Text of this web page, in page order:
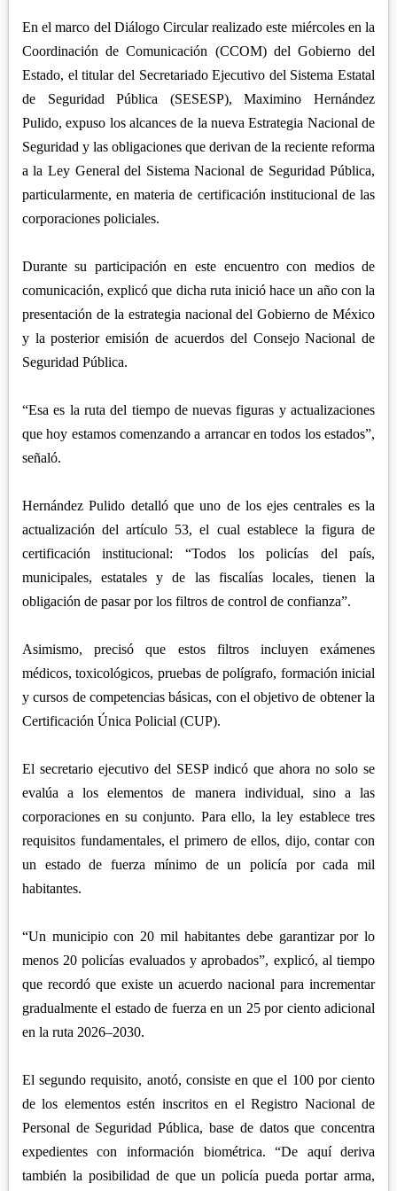
TLAXCO
XALOZTOC
CHIAUTEMPAN
PANOTLA
SAN PABLO DEL MONTE
REGIÓN PONIENTE
CALPULALPAN
HUEYOTLIPAN
NANACAMILPA
SANCTÓRUM
En el marco del Diálogo Circular realizado este miércoles en la
Coordinación de Comunicación (CCOM) del Gobierno del
Estado, el titular del Secretariado Ejecutivo del Sistema Estatal
de Seguridad Pública (SESESP), Maximino Hernández
Pulido, expuso los alcances de la nueva Estrategia Nacional de
Seguridad y las obligaciones que derivan de la reciente reforma
a la Ley General del Sistema Nacional de Seguridad Pública,
particularmente, en materia de certificación institucional de las
corporaciones policiales.
Durante su participación en este encuentro con medios de
comunicación, explicó que dicha ruta inició hace un año con la
presentación de la estrategia nacional del Gobierno de México
y la posterior emisión de acuerdos del Consejo Nacional de
Seguridad Pública.
“Esa es la ruta del tiempo de nuevas figuras y actualizaciones
que hoy estamos comenzando a arrancar en todos los estados”,
señaló.
Hernández Pulido detalló que uno de los ejes centrales es la
actualización del artículo 53, el cual establece la figura de
certificación institucional: “Todos los policías del país,
municipales, estatales y de las fiscalías locales, tienen la
obligación de pasar por los filtros de control de confianza”.
Asimismo, precisó que estos filtros incluyen exámenes
médicos, toxicológicos, pruebas de polígrafo, formación inicial
y cursos de competencias básicas, con el objetivo de obtener la
Certificación Única Policial (CUP).
El secretario ejecutivo del SESP indicó que ahora no solo se
evalúa a los elementos de manera individual, sino a las
corporaciones en su conjunto. Para ello, la ley establece tres
requisitos fundamentales, el primero de ellos, dijo, contar con
un estado de fuerza mínimo de un policía por cada mil
habitantes.
“Un municipio con 20 mil habitantes debe garantizar por lo
menos 20 policías evaluados y aprobados”, explicó, al tiempo
que recordó que existe un acuerdo nacional para incrementar
gradualmente el estado de fuerza en un 25 por ciento adicional
en la ruta 2026–2030.
El segundo requisito, anotó, consiste en que el 100 por ciento
de los elementos estén inscritos en el Registro Nacional de
Personal de Seguridad Pública, base de datos que concentra
expedientes con información biométrica. “De aquí deriva
también la posibilidad de que un policía pueda portar arma,